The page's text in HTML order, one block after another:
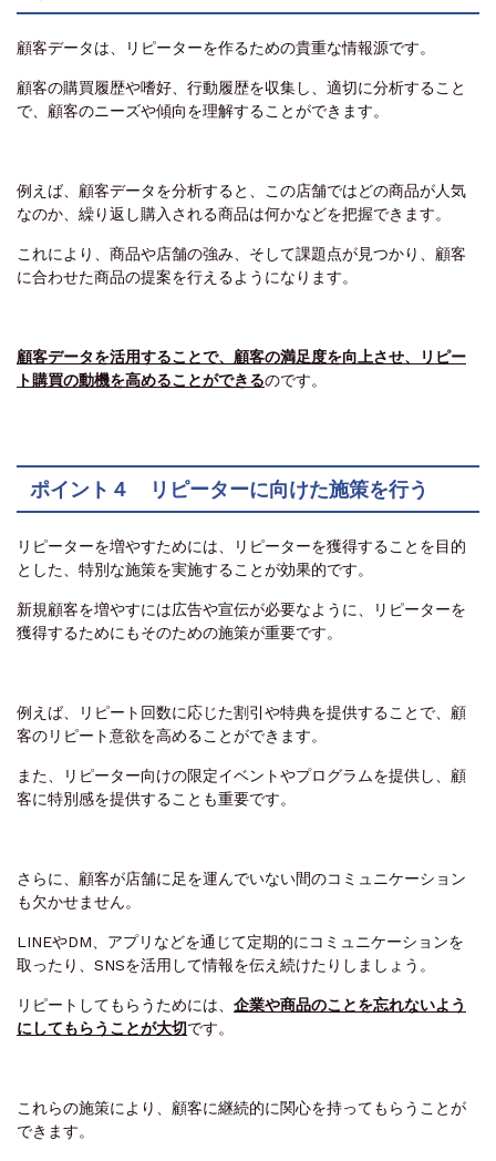
顧客データは、リピーターを作るための貴重な情報源です。
顧客の購買履歴や嗜好、行動履歴を収集し、適切に分析すること
で、顧客のニーズや傾向を理解することができます。
例えば、顧客データを分析すると、この店舗ではどの商品が人気
なのか、繰り返し購入される商品は何かなどを把握できます。
これにより、商品や店舗の強み、そして課題点が見つかり、顧客
に合わせた商品の提案を行えるようになります。
顧客データを活用することで、顧客の満足度を向上させ、リピー
ト購買の動機を高めることができるのです。
ポイント４ リピーターに向けた施策を行う
リピーターを増やすためには、リピーターを獲得することを目的
とした、特別な施策を実施することが効果的です。
新規顧客を増やすには広告や宣伝が必要なように、リピーターを
獲得するためにもそのための施策が重要です。
例えば、リピート回数に応じた割引や特典を提供することで、顧
客のリピート意欲を高めることができます。
また、リピーター向けの限定イベントやプログラムを提供し、顧
客に特別感を提供することも重要です。
さらに、顧客が店舗に足を運んでいない間のコミュニケーション
も欠かせません。
LINEやDM、アプリなどを通じて定期的にコミュニケーションを
取ったり、SNSを活用して情報を伝え続けたりしましょう。
リピートしてもらうためには、 企業や商品のことを忘れないよう
にしてもらうことが大切です。
これらの施策により、顧客に継続的に関心を持ってもらうことが
できます。